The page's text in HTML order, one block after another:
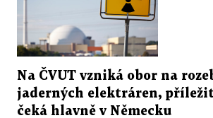
Na ČVUT vzniká obor na
jaderných elektráren,
čeká hlavně v Německu